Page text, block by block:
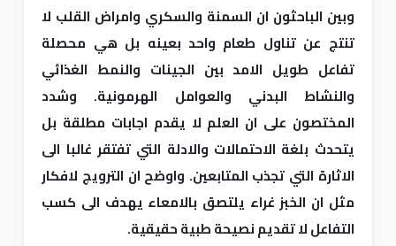
وبين الباحثون ان السمنة والسكري وامراض القلب لا
تنتج عن تناول طعام واحد بعينه بل هي محصلة
تفاعل طويل الامد بين الجينات والنمط الغذائي
والنشاط البدني والعوامل الهرمونية. وشدد
المختصون على ان العلم لا يقدم اجابات مطلقة بل
يتحدث بلغة الاحتمالات والادلة التي تفتقر غالبا الى
الاثارة التي تجذب المتابعين. واوضح ان الترويج لافكار
مثل ان الخبز غراء يلتصق بالامعاء يهدف الى كسب
التفاعل لا تقديم نصيحة طبية حقيقية.